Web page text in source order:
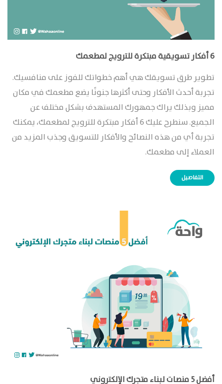
6 أفكار تسويقية مبتكرة للترويج لمطعمك
تطوير طرق تسويقك هي أهم خطواتك للفوز على منافسيك.
تجربة أحدث الأفكار وحتى أكثرها جنونًا يضع مطعمك في مكان
مميز وبذلك يراك جمهورك المستهدف بشكل مختلف عن
الجميع. سنطرح عليك 6 أفكار مبتكرة للترويج لمطعمك، يمكنك
تجربة أي من هذه النصائح والأفكار للتسويق وجذب المزيد من
العملاء إلى مطعمك.
التفاصيل
أفضل 5 منصات لبناء متجرك الإلكتروني